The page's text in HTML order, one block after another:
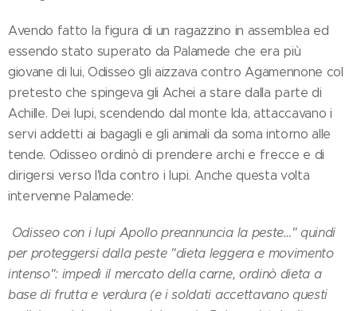
Avendo fatto la figura di un ragazzino in assemblea ed
essendo stato superato da Palamede che era più
giovane di lui, Odisseo gli aizzava contro Agamennone col
pretesto che spingeva gli Achei a stare dalla parte di
Achille. Dei lupi, scendendo dal monte Ida, attaccavano i
servi addetti ai bagagli e gli animali da soma intorno alle
tende. Odisseo ordinò di prendere archi e frecce e di
dirigersi verso l'Ida contro i lupi. Anche questa volta
intervenne Palamede:
Odisseo con i lupi Apollo preannuncia la peste…" quindi
per proteggersi dalla peste "dieta leggera e movimento
intenso": impedì il mercato della carne, ordinò dieta a
base di frutta e verdura (e i soldati accettavano questi